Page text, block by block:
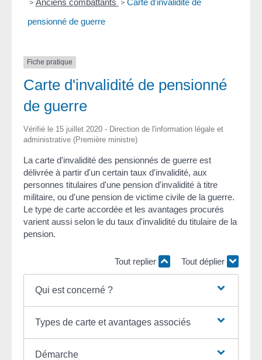
> Anciens combattants > Carte d'invalidité de
pensionné de guerre
Fiche pratique
Carte d'invalidité de pensionné
de guerre
Vérifié le 15 juillet 2020 - Direction de l'information légale et
administrative (Première ministre)
La carte d'invalidité des pensionnés de guerre est
délivrée à partir d'un certain taux d'invalidité, aux
personnes titulaires d'une pension d'invalidité à titre
militaire, ou d'une pension de victime civile de la guerre.
Le type de carte accordée et les avantages procurés
varient aussi selon le du taux d'invalidité du titulaire de la
pension.
Tout replier Tout déplier
Qui est concerné ?
Types de carte et avantages associés
Démarche